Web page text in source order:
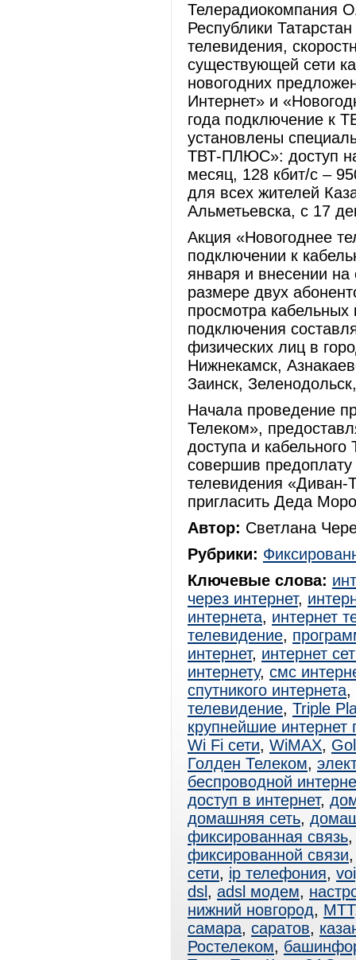
Телерадиокомпания
Республики
телевидения,
существующей сети
новогодних
Интернет» и
года подключение к
установлены
ТВТ-ПЛЮС»: доступ на
месяц, 128 кбит/с –
для всех жителей
Альметьевска, с 17
Акция «Новогоднее
подключении к
января и внесении на
размере двух
просмотра
подключения
физических лиц в
Нижнекамск,
Заинск,
Начала проведение
Телеком»,
доступа и
совершив предоплату
телевидения «Диван-
пригласить Деда
Автор: Светлана
Рубрики:
Ключевые слова:
через интернет,
интернета, интернет
телевидение,
интернет, интернет
интернету, смс
спутникого интернета,
телевидение, Triple
крупнейшие интернет
Wi Fi сети, WiMAX,
Голден Телеком,
беспроводной
доступ в интернет,
домашняя сеть,
фиксированная связь
фиксированной связи
сети, ip телефония,
dsl , adsl модем,
нижний новгород, МТТ
самара, саратов,
Ростелеком,